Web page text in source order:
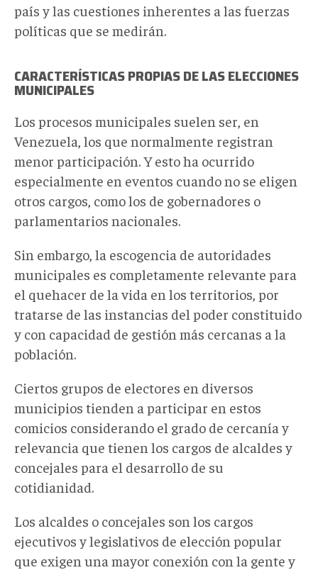
país y las cuestiones inherentes a las fuerzas
políticas que se medirán.
CARACTERÍSTICAS PROPIAS DE LAS ELECCIONES
MUNICIPALES
Los procesos municipales suelen ser, en
Venezuela, los que normalmente registran
menor participación. Y esto ha ocurrido
especialmente en eventos cuando no se eligen
otros cargos, como los de gobernadores o
parlamentarios nacionales.
Sin embargo, la escogencia de autoridades
municipales es completamente relevante para
el quehacer de la vida en los territorios, por
tratarse de las instancias del poder constituido
y con capacidad de gestión más cercanas a la
población.
Ciertos grupos de electores en diversos
municipios tienden a participar en estos
comicios considerando el grado de cercanía y
relevancia que tienen los cargos de alcaldes y
concejales para el desarrollo de su
cotidianidad.
Los alcaldes o concejales son los cargos
ejecutivos y legislativos de elección popular
que exigen una mayor conexión con la gente y